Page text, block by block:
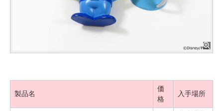
製品名
価
格
入手場所